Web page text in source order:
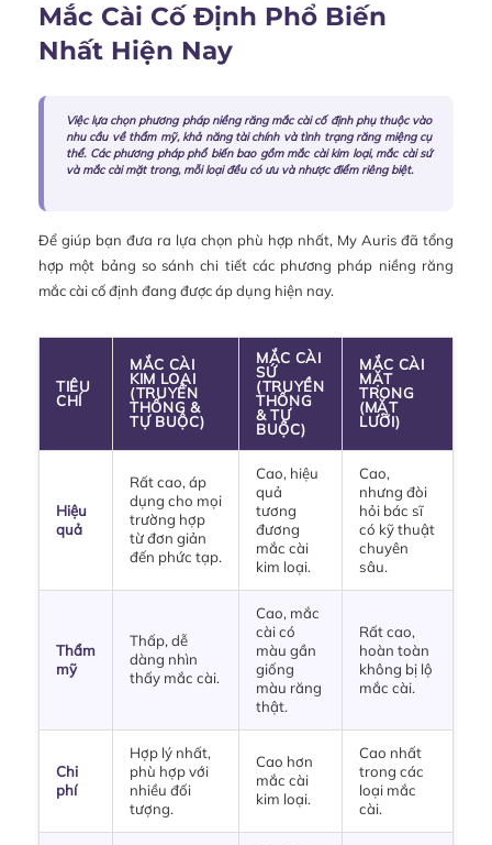
Mắc Cài Cố Định Phổ Biến
Nhất Hiện Nay
Việc lựa chọn phương pháp niềng răng mắc cài cố định phụ thuộc vào
nhu cầu về thẩm mỹ, khả năng tài chính và tình trạng răng miệng cụ
thể. Các phương pháp phổ biến bao gồm mắc cài kim loại, mắc cài sứ
và mắc cài mặt trong, mỗi loại đều có ưu và nhược điểm riêng biệt.
Để giúp bạn đưa ra lựa chọn phù hợp nhất, My Auris đã tổng
hợp một bảng so sánh chi tiết các phương pháp niềng răng
mắc cài cố định đang được áp dụng hiện nay.
TIÊU
CHÍ
MẮC CÀI
KIM LOẠI
(TRUYỀN
THỐNG &
TỰ BUỘC)
MẮC CÀI
SỨ
(TRUYỀN
THỐNG
& TỰ
BUỘC)
MẮC CÀI
MẶT
TRONG
(MẶT
LƯỠI)
Hiệu
quả
Rất cao, áp
dụng cho mọi
trường hợp
từ đơn giản
đến phức tạp.
Cao, hiệu
quả
tương
đương
mắc cài
kim loại.
Cao,
nhưng đòi
hỏi bác sĩ
có kỹ thuật
chuyên
sâu.
Thẩm
mỹ
Thấp, dễ
dàng nhìn
thấy mắc cài.
Cao, mắc
cài có
màu gần
giống
màu răng
thật.
Rất cao,
hoàn toàn
không bị lộ
mắc cài.
Chi
phí
Hợp lý nhất,
phù hợp với
nhiều đối
tượng.
Cao hơn
mắc cài
kim loại.
Cao nhất
trong các
loại mắc
cài.